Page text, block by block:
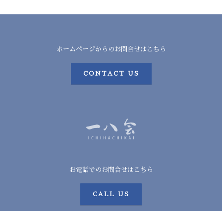
ホームページからのお問合せはこちら
CONTACT US
お電話でのお問合せはこちら
CALL US